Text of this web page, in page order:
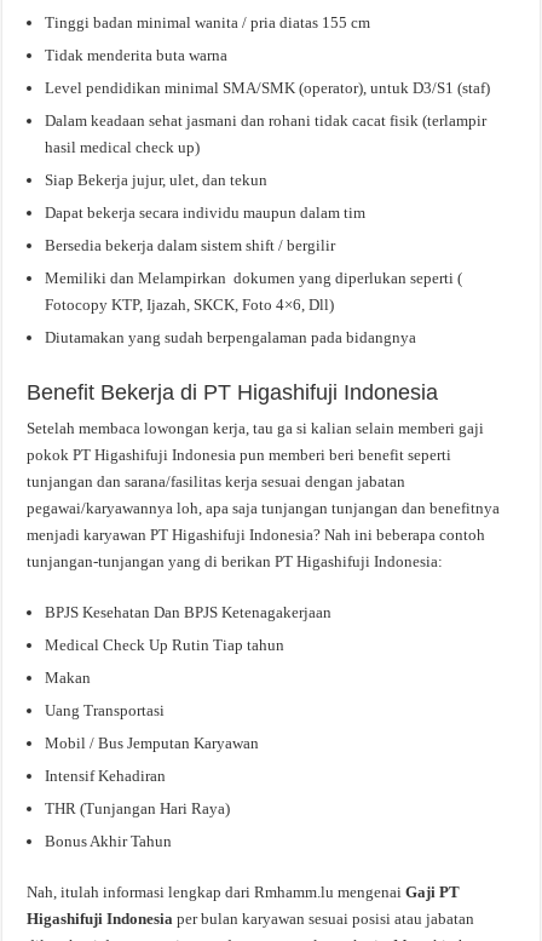
Tinggi badan minimal wanita / pria diatas 155 cm
Tidak menderita buta warna
Level pendidikan minimal SMA/SMK (operator), untuk D3/S1 (staf)
Dalam keadaan sehat jasmani dan rohani tidak cacat fisik (terlampir
hasil medical check up)
Siap Bekerja jujur, ulet, dan tekun
Dapat bekerja secara individu maupun dalam tim
Bersedia bekerja dalam sistem shift / bergilir
Memiliki dan Melampirkan dokumen yang diperlukan seperti (
Fotocopy KTP, Ijazah, SKCK, Foto 4×6, Dll)
Diutamakan yang sudah berpengalaman pada bidangnya
Benefit Bekerja di PT Higashifuji Indonesia
Setelah membaca lowongan kerja, tau ga si kalian selain memberi gaji
pokok PT Higashifuji Indonesia pun memberi beri benefit seperti
tunjangan dan sarana/fasilitas kerja sesuai dengan jabatan
pegawai/karyawannya loh, apa saja tunjangan tunjangan dan benefitnya
menjadi karyawan PT Higashifuji Indonesia? Nah ini beberapa contoh
tunjangan-tunjangan yang di berikan PT Higashifuji Indonesia:
BPJS Kesehatan Dan BPJS Ketenagakerjaan
Medical Check Up Rutin Tiap tahun
Makan
Uang Transportasi
Mobil / Bus Jemputan Karyawan
Intensif Kehadiran
THR (Tunjangan Hari Raya)
Bonus Akhir Tahun
Nah, itulah informasi lengkap dari Rmhamm.lu mengenaiGaji PT
Higashifuji Indonesiaper bulan karyawan sesuai posisi atau jabatan